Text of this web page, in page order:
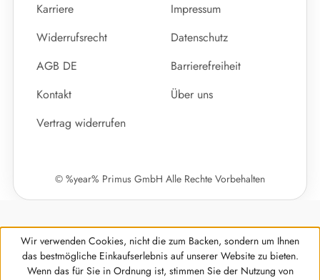
Karriere
Impressum
Widerrufsrecht
Datenschutz
AGB DE
Barrierefreiheit
Kontakt
Über uns
Vertrag widerrufen
© %year% Primus GmbH Alle Rechte Vorbehalten
Wir verwenden Cookies, nicht die zum Backen, sondern um Ihnen
das bestmögliche Einkaufserlebnis auf unserer Website zu bieten.
Wenn das für Sie in Ordnung ist, stimmen Sie der Nutzung von